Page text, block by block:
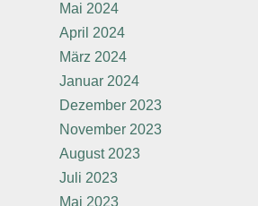
Mai 2024
April 2024
März 2024
Januar 2024
Dezember 2023
November 2023
August 2023
Juli 2023
Mai 2023